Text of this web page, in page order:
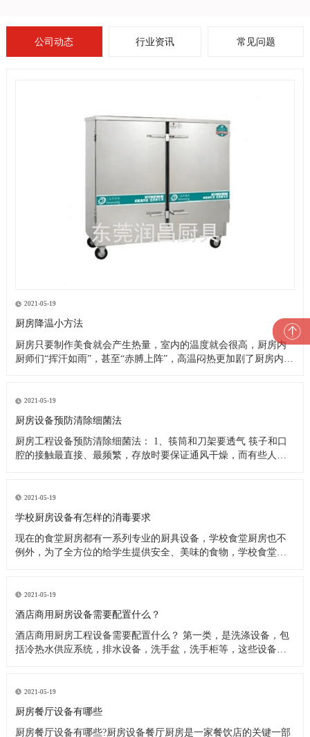
公司动态 行业资讯 常见问题
2021-05-19
厨房降温小方法
厨房只要制作美食就会产生热量，室内的温度就会很高，厨房内
厨师们“挥汗如雨”，甚至“赤膊上阵”，高温闷热更加剧了厨房内的
热，严重影响厨师们的身心健康，大大降低了他们的工作效率及
工作热情
2021-05-19
厨房设备预防清除细菌法
厨房工程设备预防清除细菌法： 1、筷筒和刀架要透气 筷子和口
腔的接触最直接、最频繁，存放时要保证通风干燥，而有些人把
筒，并把它钉在墙上或放在通风处，这样能很快把水沥干。还有
人习惯在筷子上搭
2021-05-19
学校厨房设备有怎样的消毒要求
现在的食堂厨房都有一系列专业的厨具设备，学校食堂厨房也不
例外，为了全方位的给学生提供安全、美味的食物，学校食堂厨
校食堂厨房设备清洗消毒要求 1、使用后的餐具必须在指定的餐具
洗涤槽内将食
2021-05-19
酒店商用厨房设备需要配置什么？
酒店商用厨房工程设备需要配置什么？ 第一类，是洗涤设备，包
括冷热水供应系统，排水设备，洗手盆，洗手柜等，这些设备在
类，是饮食用具，主要包括餐厅家具和饮食用具。 第三类，食物
用具。炊具，
2021-05-19
厨房餐厅设备有哪些
厨房餐厅设备有哪些?厨房设备餐厅厨房是一家餐饮店的关键一部